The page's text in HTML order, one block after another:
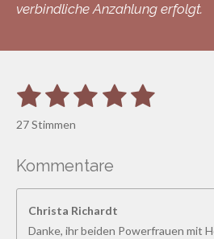
verbindliche Anzahlung erfolgt.
B
w
r
t
1
S
e
r
n
2
S
e
r
n
3
S
e
r
n
4
e
r
n
5
r
n
b
27 Stimmen
Kommentare
Christa Richardt
Danke, ihr beiden Powerfrauen mit